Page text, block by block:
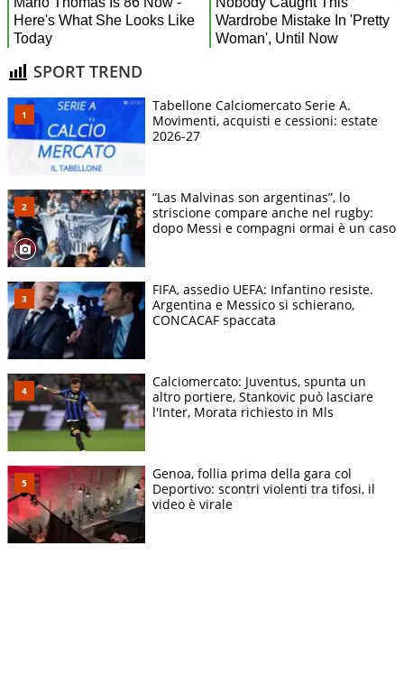
SPORT TREND
Tabellone Calciomercato Serie A.
Movimenti, acquisti e cessioni: estate
2026-27
“Las Malvinas son argentinas”, lo
striscione compare anche nel rugby:
dopo Messi e compagni ormai è un caso
FIFA, assedio UEFA: Infantino resiste.
Argentina e Messico si schierano,
CONCACAF spaccata
Calciomercato: Juventus, spunta un
altro portiere, Stankovic può lasciare
l'Inter, Morata richiesto in Mls
Genoa, follia prima della gara col
Deportivo: scontri violenti tra tifosi, il
video è virale